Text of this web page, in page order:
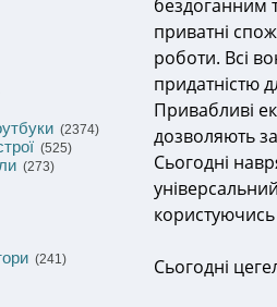
(2374)
(525)
(273)
(241)
бездоганним
приватні
роботи. Всі
придатністю
Привабливі
дозволяють
Сьогодні
Сьогодні